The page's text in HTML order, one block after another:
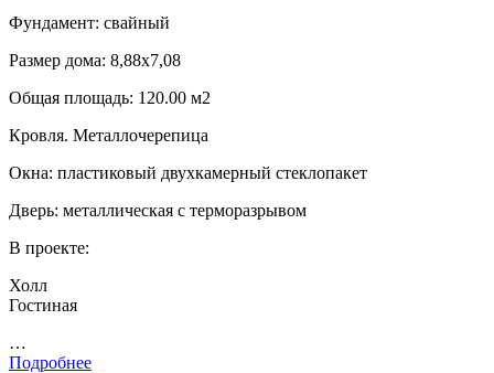
Фундамент: свайный
Размер дома: 8,88х7,08
Общая площадь: 120.00 м2
Кровля. Металлочерепица
Окна: пластиковый двухкамерный стеклопакет
Дверь: металлическая с терморазрывом
В проекте:
Холл
Гостиная
…
Подробнее